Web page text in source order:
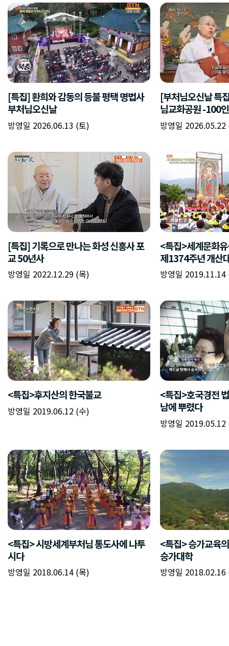
[특집] 환희와 감동의 등불 평택 명법사
부처님오신날
방영일 2026.06.13 (토)
[부처님오신날 특
님교화공원 -100
방영일 2026.05.22
[특집] 기록으로 만나는 화성 신흥사 포
교 50년사
방영일 2022.12.29 (목)
<특집>세계문화
제1374주년 개산
방영일 2019.11.14
<특집>후지산의 한국불교
방영일 2019.06.12 (수)
<특집>호국경전
남에 뿌렸다
방영일 2019.05.12
<특집> 시방세계부처님 통도사에 나투
시다
방영일 2018.06.14 (목)
<특집> 승가교육
승가대학
방영일 2018.02.16